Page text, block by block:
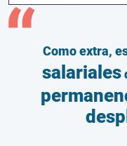
Como extra,
salariales